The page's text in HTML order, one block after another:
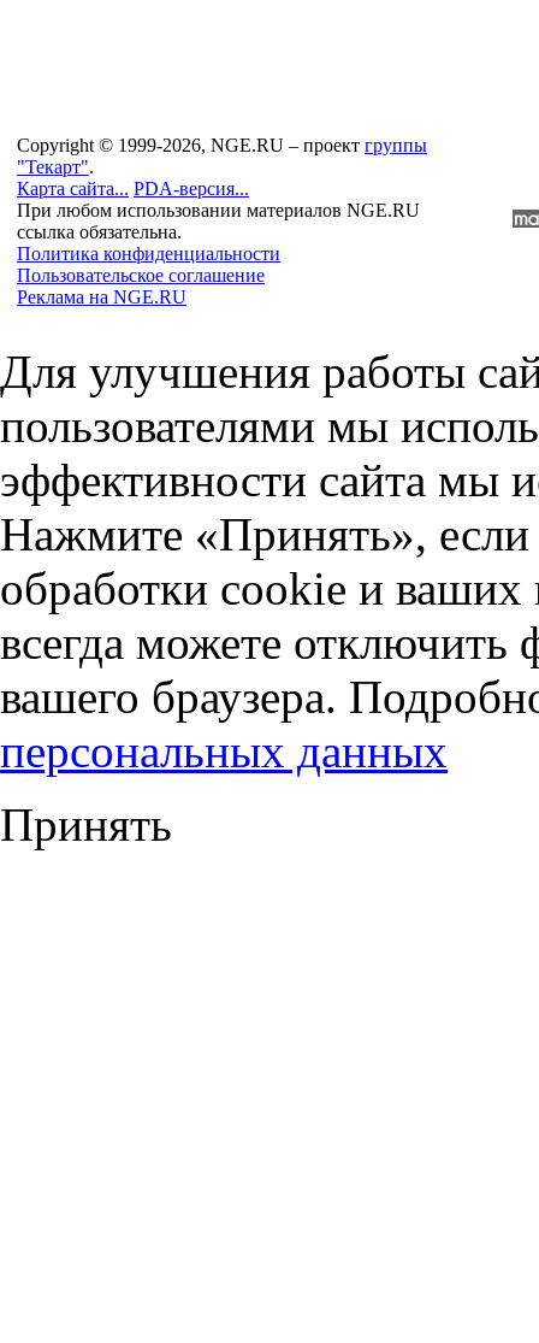
Copyright © 1999-2026, NGE.RU – проект группы
"Текарт".
Карта сайта... PDA-версия...
При любом использовании материалов NGE.RU
ссылка обязательна.
Политика конфиденциальности
Пользовательское соглашение
Реклама на NGE.RU
Для улучшения работы
пользователями мы
эффективности сайта мы
Нажмите «Принять», если
обработки cookie и
всегда можете отключить
вашего браузера.
персональных данных
Принять